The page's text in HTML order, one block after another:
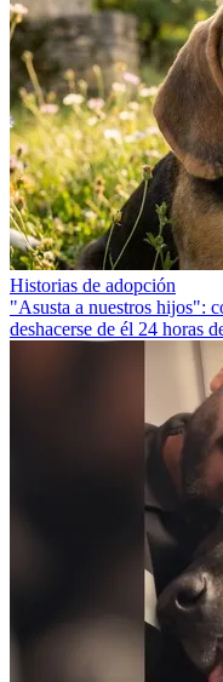
Historias de adopción
"Asusta a nuestros hijos":
deshacerse de él 24 horas